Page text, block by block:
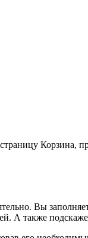
Корзина,
Вы
А также